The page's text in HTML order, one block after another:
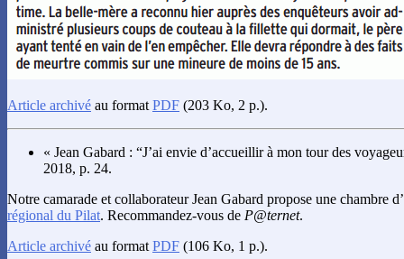
Article archivé au format PDF (203 Ko, 2 p.).
« Jean Gabard : “J’ai envie d’accueillir à mon tour des
2018, p. 24.
Notre camarade et collaborateur Jean Gabard propose une chambre
régional du Pilat. Recommandez-vous de P@ternet.
Article archivé au format PDF (106 Ko, 1 p.).